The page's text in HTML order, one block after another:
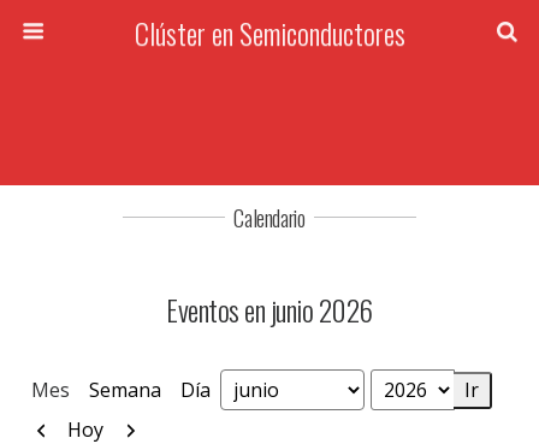
Clúster en Semiconductores
Calendario
Eventos en junio 2026
Mes Semana Día Mes
Año
Anterior
Hoy Siguiente